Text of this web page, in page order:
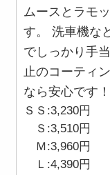
ムースとラモ
す。 洗車機な
でしっかり手
止のコーティ
なら安心です！
ＳＳ:3,230円
Ｓ:3,510円
Ｍ:3,960円
Ｌ:4,390円